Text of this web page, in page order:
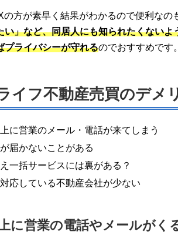
の方が素早く結果がわかるので便利なの
い」など、同居人にも知られたくない
プライバシーが守れるのでおすすめです。
イフ不動産売買のデメ
に営業のメール・電話が来てしまう
届かないことがある
一括サービスには裏がある？
応している不動産会社が少ない
に営業の電話やメールがく